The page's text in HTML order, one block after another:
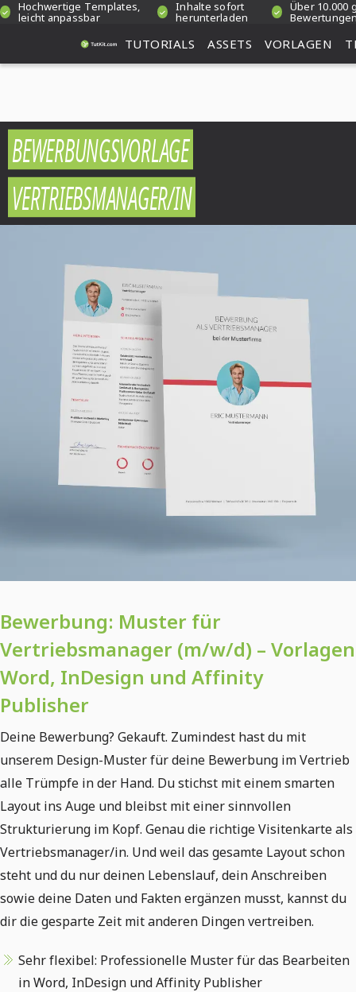
Hochwertige Templates,
leicht anpassbar
Inhalte sofort
herunterladen
Über 10.000
TUTORIALS ASSETS VORLAGEN
BEWERBUNGSVORLAGE
VERTRIEBSMANAGER/IN
Bewerbung: Muster für
Vertriebsmanager (m/w/d) – Vorlagen
Word, InDesign und Affinity
Publisher
Deine Bewerbung? Gekauft. Zumindest hast du mit
unserem Design-Muster für deine Bewerbung im Vertrieb
alle Trümpfe in der Hand. Du stichst mit einem smarten
Layout ins Auge und bleibst mit einer sinnvollen
Strukturierung im Kopf. Genau die richtige Visitenkarte als
Vertriebsmanager/in. Und weil das gesamte Layout schon
steht und du nur deinen Lebenslauf, dein Anschreiben
sowie deine Daten und Fakten ergänzen musst, kannst du
dir die gesparte Zeit mit anderen Dingen vertreiben.
Sehr flexibel: Professionelle Muster für das Bearbeiten
in Word, InDesign und Affinity Publisher